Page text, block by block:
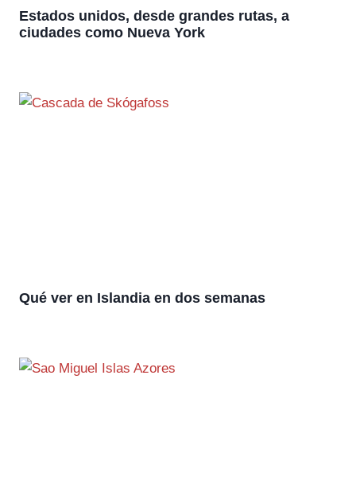
Estados unidos, desde grandes rutas, a
ciudades como Nueva York
Qué ver en Islandia en dos semanas